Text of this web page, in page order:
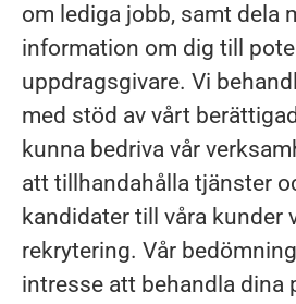
om lediga jobb, samt dela
information om dig till
uppdragsgivare. Vi
med stöd av vårt
kunna bedriva vår
att tillhandahålla tjänster
kandidater till våra kunder
rekrytering. Vår
intresse att behandla dina